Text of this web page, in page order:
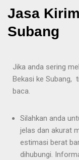
Jasa
Subang
Jika anda sering
Bekasi ke Subang,
baca.
Silahkan anda
jelas dan akurat
estimasi berat
dihubungi.